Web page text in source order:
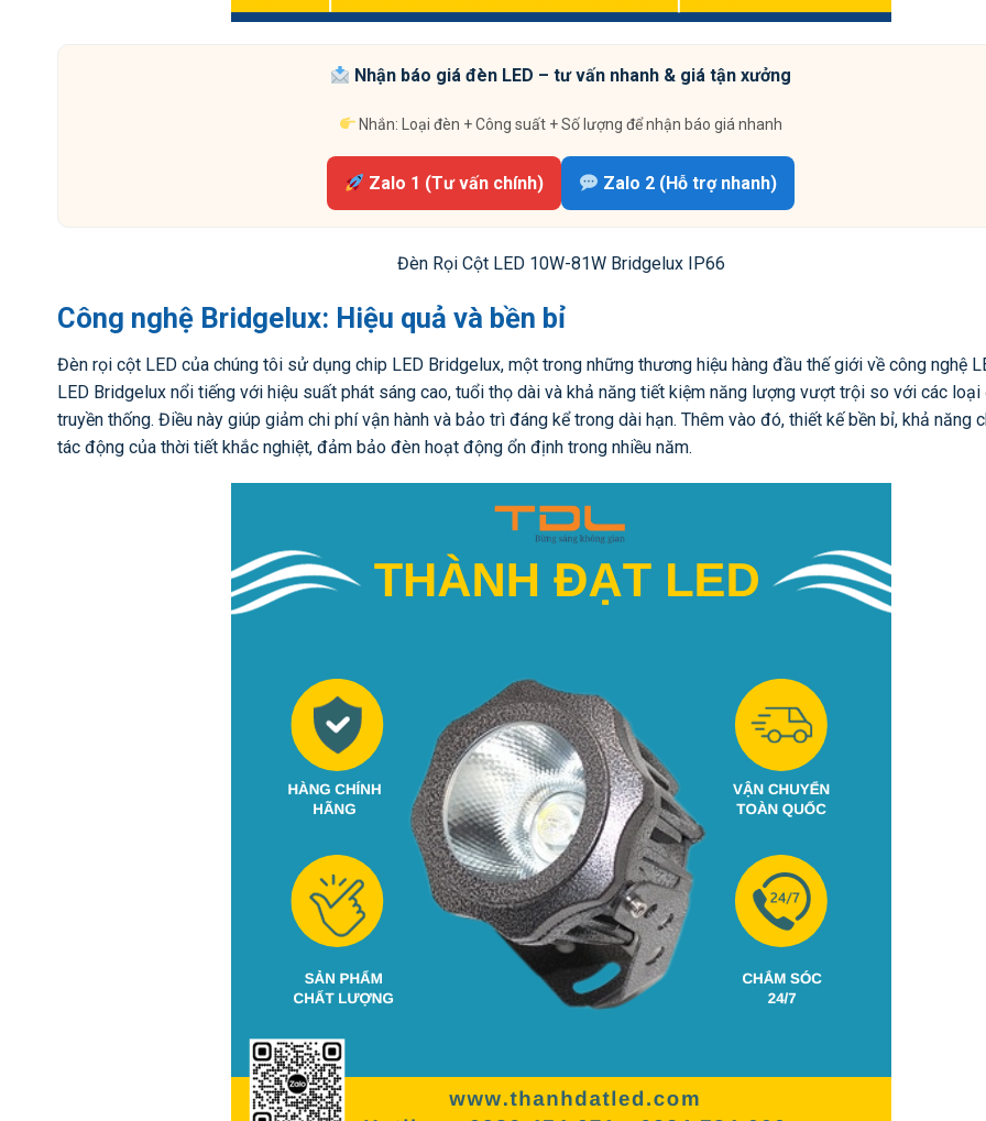
Nhận báo giá đèn LED – tư vấn nhanh & giá tận xưởng
Nhắn: Loại đèn + Công suất + Số lượng để nhận báo giá nhanh
Zalo 1 (Tư vấn chính) Zalo 2 (Hỗ trợ nhanh)
Đèn Rọi Cột LED 10W-81W Bridgelux IP66
Công nghệ Bridgelux: Hiệu quả và bền bỉ
Đèn rọi cột LED của chúng tôi sử dụng chip LED Bridgelux, một trong những thương hiệu hàng đầu thế giới về công nghệ
LED Bridgelux nổi tiếng với hiệu suất phát sáng cao, tuổi thọ dài và khả năng tiết kiệm năng lượng vượt trội so với các loại
truyền thống. Điều này giúp giảm chi phí vận hành và bảo trì đáng kể trong dài hạn. Thêm vào đó, thiết kế bền bỉ, khả năng
tác động của thời tiết khắc nghiệt, đảm bảo đèn hoạt động ổn định trong nhiều năm.